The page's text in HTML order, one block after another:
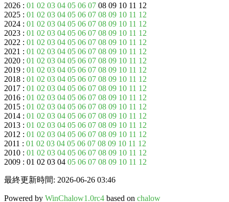
2026 : 01 02 03 04 05 06 07 08 09 10 11 12
2025 : 01 02 03 04 05 06 07 08 09 10 11 12
2024 : 01 02 03 04 05 06 07 08 09 10 11 12
2023 : 01 02 03 04 05 06 07 08 09 10 11 12
2022 : 01 02 03 04 05 06 07 08 09 10 11 12
2021 : 01 02 03 04 05 06 07 08 09 10 11 12
2020 : 01 02 03 04 05 06 07 08 09 10 11 12
2019 : 01 02 03 04 05 06 07 08 09 10 11 12
2018 : 01 02 03 04 05 06 07 08 09 10 11 12
2017 : 01 02 03 04 05 06 07 08 09 10 11 12
2016 : 01 02 03 04 05 06 07 08 09 10 11 12
2015 : 01 02 03 04 05 06 07 08 09 10 11 12
2014 : 01 02 03 04 05 06 07 08 09 10 11 12
2013 : 01 02 03 04 05 06 07 08 09 10 11 12
2012 : 01 02 03 04 05 06 07 08 09 10 11 12
2011 : 01 02 03 04 05 06 07 08 09 10 11 12
2010 : 01 02 03 04 05 06 07 08 09 10 11 12
2009 : 01 02 03 04 05 06 07 08 09 10 11 12
最終更新時間: 2026-06-26 03:46
Powered by WinChalow1.0rc4 based on chalow